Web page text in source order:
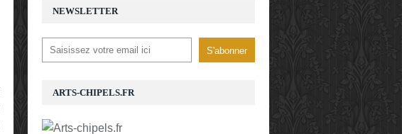
NEWSLETTER
ARTS-CHIPELS.FR